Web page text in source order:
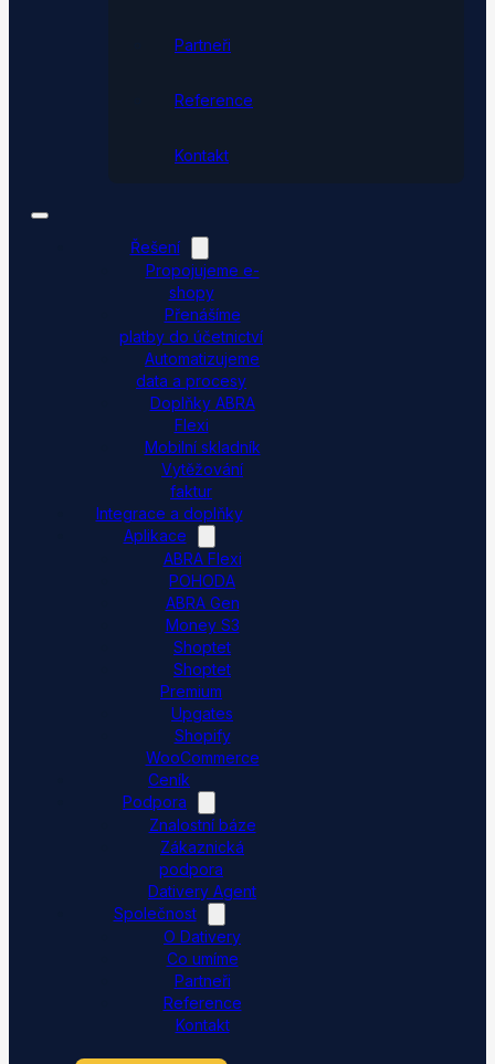
Partneři
Reference
Kontakt
Řešení
Propojujeme e-
shopy
Přenášíme
platby do účetnictví
Automatizujeme
data a procesy
Doplňky ABRA
Flexi
Mobilní skladník
Vytěžování
faktur
Integrace a doplňky
Aplikace
ABRA Flexi
POHODA
ABRA Gen
Money S3
Shoptet
Shoptet
Premium
Upgates
Shopify
WooCommerce
Ceník
Podpora
Znalostní báze
Zákaznická
podpora
Dativery Agent
Společnost
O Dativery
Co umíme
Partneři
Reference
Kontakt